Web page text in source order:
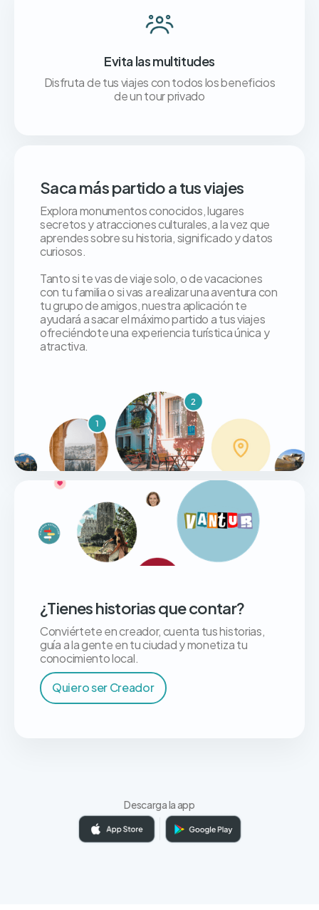
Evita las multitudes
Disfruta de tus viajes con todos los beneficios
de un tour privado
Saca más partido a tus viajes
Explora monumentos conocidos, lugares
secretos y atracciones culturales, a la vez que
aprendes sobre su historia, significado y datos
curiosos.
Tanto si te vas de viaje solo, o de vacaciones
con tu familia o si vas a realizar una aventura con
tu grupo de amigos, nuestra aplicación te
ayudará a sacar el máximo partido a tus viajes
ofreciéndote una experiencia turística única y
atractiva.
¿Tienes historias que contar?
Conviértete en creador, cuenta tus historias,
guía a la gente en tu ciudad y monetiza tu
conocimiento local.
Quiero ser Creador
Descarga la app